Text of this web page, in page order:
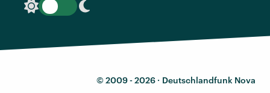
© 2009 - 2026 · Deutschlandfunk Nova